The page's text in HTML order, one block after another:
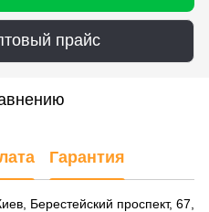
прайс
Гарантия
Берестейский проспект, 67,